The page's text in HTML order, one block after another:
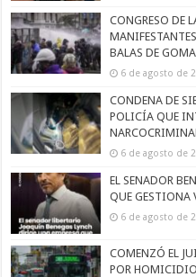
CONGRESO DE
BALAS DE GOMA
6 de agosto de
CONDENA DE
POLICÍA QUE
NARCOCRIMINAL
6 de agosto de
EL SENADOR
QUE GESTIONA
6 de agosto de
COMENZÓ EL
POR